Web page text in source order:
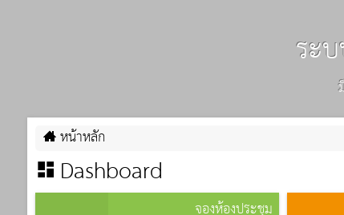
ระ
หน้าหลัก
Dashboard
จองห้องประชุม